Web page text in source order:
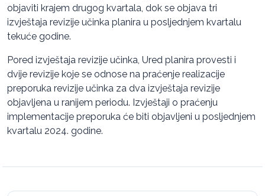
objaviti krajem drugog kvartala, dok se objava tri
izvještaja revizije učinka planira u posljednjem kvartalu
tekuće godine.
Pored izvještaja revizije učinka, Ured planira provesti i
dvije revizije koje se odnose na praćenje realizacije
preporuka revizije učinka za dva izvještaja revizije
objavljena u ranijem periodu. Izvještaji o praćenju
implementacije preporuka će biti objavljeni u posljednjem
kvartalu 2024. godine.